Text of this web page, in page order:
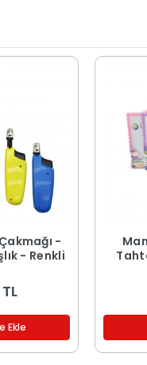
-
- Renkli
Ekle